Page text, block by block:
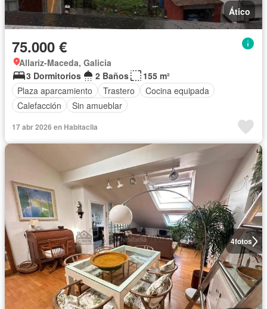
Ático
75.000 €
Allariz-Maceda, Galicia
3 Dormitorios
2 Baños
155 m²
Plaza aparcamiento
Trastero
Cocina equipada
Calefacción
Sin amueblar
17 abr 2026 en Habitaclia
4fotos